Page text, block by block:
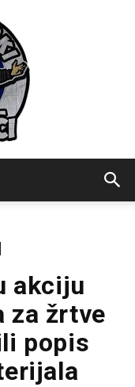
akciju
za žrtve
popis